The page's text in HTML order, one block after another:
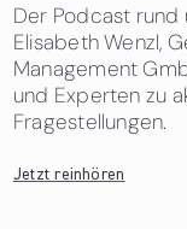
Der Podcast rund
Elisabeth Wenzl,
Management
und Experten zu
Fragestellungen.
Jetzt reinhören